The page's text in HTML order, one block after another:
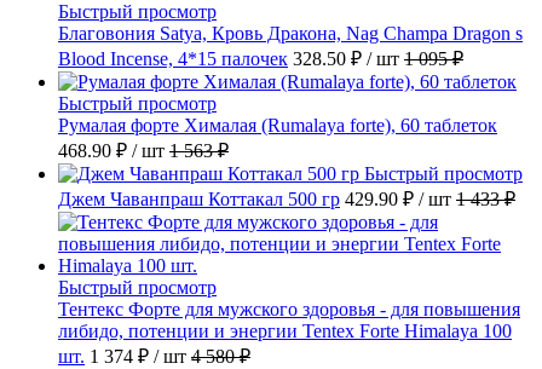
Быстрый просмотр
Благовония Satya, Кровь Дракона, Nag Champa Dragon s
Blood Incense, 4*15 палочек 328.50 ₽ / шт 1 095 ₽
Быстрый просмотр
Румалая форте Хималая (Rumalaya forte), 60 таблеток
468.90 ₽ / шт 1 563 ₽
Быстрый просмотр
Джем Чаванпраш Коттакал 500 гр 429.90 ₽ / шт 1 433 ₽
Быстрый просмотр
Тентекс Форте для мужского здоровья - для повышения
либидо, потенции и энергии Tentex Forte Himalaya 100
шт. 1 374 ₽ / шт 4 580 ₽